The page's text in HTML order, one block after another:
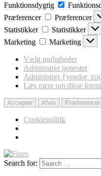
Funktionsdygtig
Præferencer
Præferencer
Statistikker
Statistikker
Marketing
Marketing
Vælg muligheder
Administrer tjenester
Administrer
Læs mere om disse
Accepter Afvis Præferencer
Cookiepolitik
Search for: